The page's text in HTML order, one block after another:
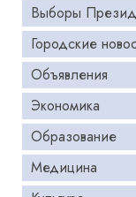
Выборы
Городские
Объявления
Экономика
Образование
Медицина